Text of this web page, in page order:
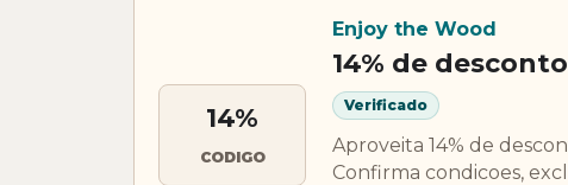
14%
CODIGO
Enjoy the Wood
14% de
Verificado
Aproveita 14% de
Confirma condicoes,